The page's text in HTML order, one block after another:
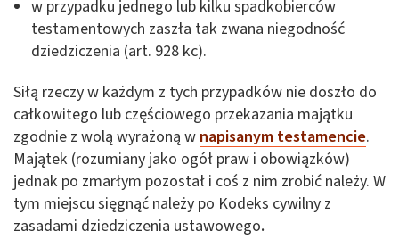
w przypadku jednego lub kilku spadkobierców
testamentowych zaszła tak zwana niegodność
dziedziczenia (art. 928 kc).
Siłą rzeczy w każdym z tych przypadków nie doszło do
całkowitego lub częściowego przekazania majątku
zgodnie z wolą wyrażoną w napisanym testamencie.
Majątek (rozumiany jako ogół praw i obowiązków)
jednak po zmarłym pozostał i coś z nim zrobić należy. W
tym miejscu sięgnąć należy po Kodeks cywilny z
zasadami dziedziczenia ustawowego.